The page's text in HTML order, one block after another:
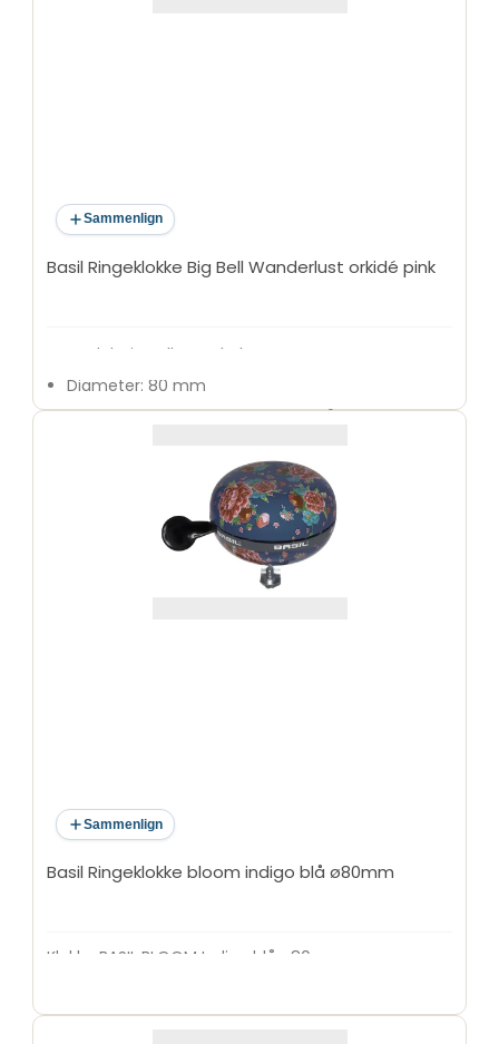
Sammenlign
Basil Ringeklokke Big Bell Wanderlust orkidé pink
Model: Big Bell Wanderlust
Diameter: 80 mm
Passer til styr med en diameter på 22,2 mm
Sammenlign
Basil Ringeklokke bloom indigo blå ø80mm
Klokke BASIL BLOOM Indigo blå ø80 mm